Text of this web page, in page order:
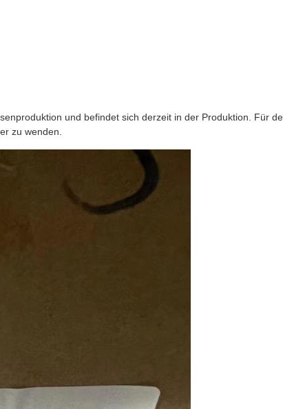
und befindet sich derzeit in der Produktion. Für
zu wenden.